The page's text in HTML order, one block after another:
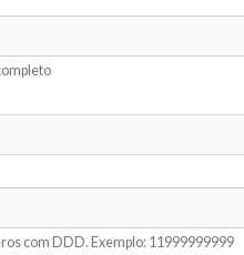
com DDD. Exemplo: 11999999999